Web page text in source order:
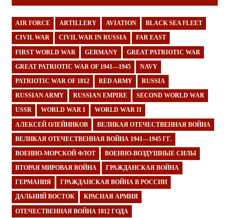
AIR FORCE ARTILLERY AVIATION BLACK SEA FLEET
CIVIL WAR CIVIL WAR IN RUSSIA FAR EAST
FIRST WORLD WAR GERMANY GREAT PATRIOTIC WAR
GREAT PATRIOTIC WAR OF 1941—1945 NAVY
PATRIOTIC WAR OF 1812 RED ARMY RUSSIA
RUSSIAN ARMY RUSSIAN EMPIRE SECOND WORLD WAR
USSR WORLD WAR I WORLD WAR II
АЛЕКСЕЙ ОЛЕЙНИКОВ ВЕЛИКАЯ ОТЕЧЕСТВЕННАЯ ВОЙНА
ВЕЛИКАЯ ОТЕЧЕСТВЕННАЯ ВОЙНА 1941—1945 ГГ.
ВОЕННО-МОРСКОЙ ФЛОТ ВОЕННО-ВОЗДУШНЫЕ СИЛЫ
ВТОРАЯ МИРОВАЯ ВОЙНА ГРАЖДАНСКАЯ ВОЙНА
ГЕРМАНИЯ ГРАЖДАНСКАЯ ВОЙНА В РОССИИ
ДАЛЬНИЙ ВОСТОК КРАСНАЯ АРМИЯ
ОТЕЧЕСТВЕННАЯ ВОЙНА 1812 ГОДА